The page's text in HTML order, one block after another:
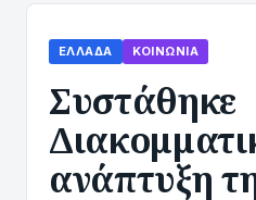
ΕΛΛΆΔΑ ΚΟΙΝΩΝΊΑ
Συστάθηκε
ανάπτυξη